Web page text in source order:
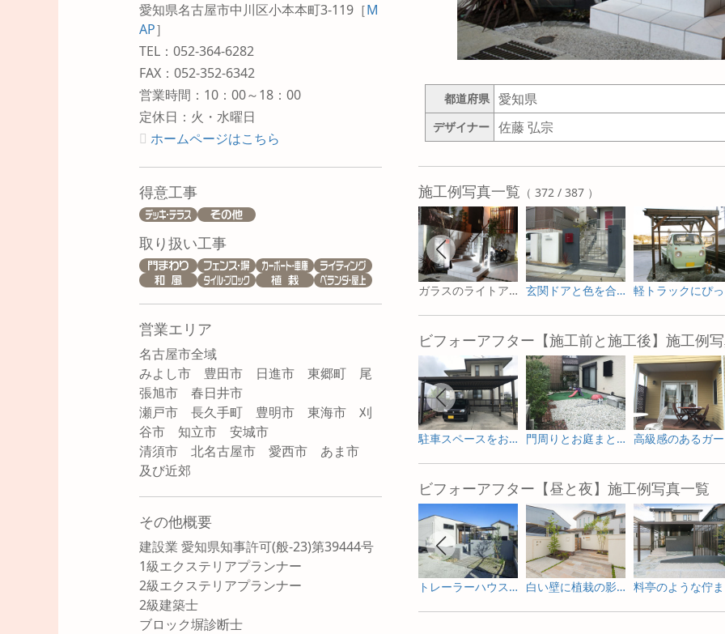
愛知県名古屋市中川区小本本町3-119 ［M
AP］
TEL：052-364-6282
FAX：052-352-6342
営業時間：10：00～18：00
定休日：火・水曜日
ホームページはこちら
得意工事
取り扱い工事
営業エリア
名古屋市全域
みよし市 豊田市 日進市 東郷町 尾
張旭市 春日井市
瀬戸市 長久手町 豊明市 東海市 刈
谷市 知立市 安城市
清須市 北名古屋市 愛西市 あま市
及び近郊
その他概要
建設業 愛知県知事許可(般-23)第39444号
1級エクステリアプランナー
2級エクステリアプランナー
2級建築士
ブロック塀診断士
都道府県 愛知県
デザイナー 佐藤 弘宗
施工例写真一覧 （ 372 / 387 ）
ガラスのライトアップが印象的◆夜の帰宅も楽しみな家 玄関ドアと色を合わせたポストがポイントのモダン外構
ビフォーアフター【施工前と施工後】施工例
駐車スペースをお庭へ ガーデニングを楽しむためのリフォーム 門周りとお庭まとめて一新した外構リフォーム
ビフォーアフター【昼と夜】施工例写真一覧
トレーラーハウスの新築外構とガーデンデザイン 白い壁に植栽の影が揺れる新築外構